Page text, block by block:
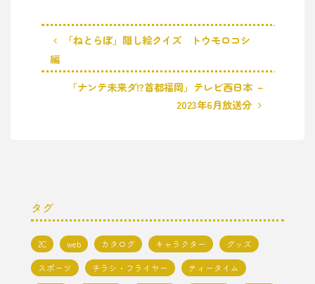
「ねとらぼ」隠し絵クイズ トウモロコシ
編
「ナンテ未来ダ!?首都福岡」テレビ西日本 －
2023年6月放送分
タグ
2C web カタログ キャラクター
グッズ
スポーツ
チラシ・フライヤー
ティータイム